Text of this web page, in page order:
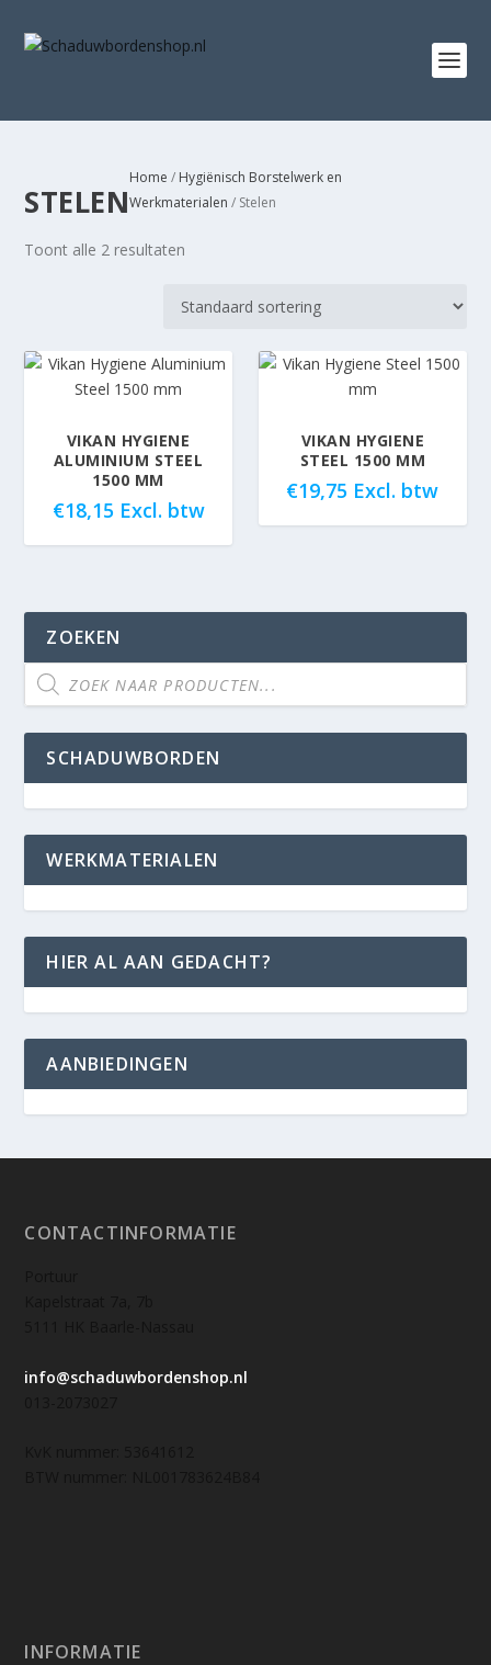
STELEN
Home / Hygiënisch Borstelwerk en
Werkmaterialen / Stelen
Toont alle 2 resultaten
VIKAN HYGIENE
ALUMINIUM STEEL
1500 MM
€18,15 Excl. btw
VIKAN HYGIENE
STEEL 1500 MM
€19,75 Excl. btw
ZOEKEN
SCHADUWBORDEN
WERKMATERIALEN
HIER AL AAN GEDACHT?
AANBIEDINGEN
CONTACTINFORMATIE
info@schaduwbordenshop.nl
INFORMATIE